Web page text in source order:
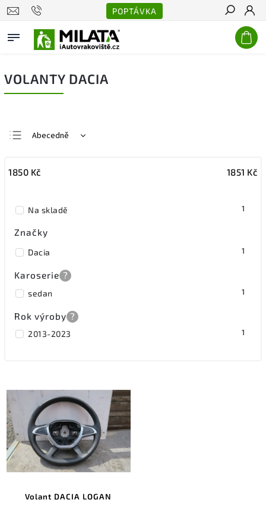
POPTÁVKA
Hledat
VOLANTY DACIA
Abecedně
Nejdražší
1850 Kč 1851 Kč
Na skladě 1
Značky
Dacia 1
Karoserie ?
sedan 1
Rok výroby ?
2013-2023 1
Volant DACIA LOGAN